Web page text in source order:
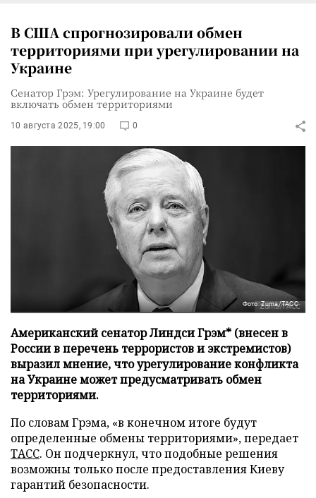
В США спрогнозировали обмен
территориями при урегулировании на
Украине
Сенатор Грэм: Урегулирование на Украине будет
включать обмен территориями
10 августа 2025, 19:00 0
Фото: Zuma/ТАСС
Американский сенатор Линдси Грэм* (внесен в
России в перечень террористов и экстремистов)
выразил мнение, что урегулирование конфликта
на Украине может предусматривать обмен
территориями.
По словам Грэма, «в конечном итоге будут
определенные обмены территориями», передает
ТАСС. Он подчеркнул, что подобные решения
возможны только после предоставления Киеву
гарантий безопасности.